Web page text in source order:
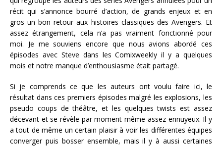
récit qui s’annonce bourré d’action, de grands enjeux et en
gros un bon retour aux histoires classiques des Avengers. Et
assez étrangement, cela n’a pas vraiment fonctionné pour
moi. Je me souviens encore que nous avions abordé ces
épisodes avec Steve dans les Comixweekly il y a quelques
mois et notre manque d’enthousiasme était partagé.
Si je comprends ce que les auteurs ont voulu faire ici, le
résultat dans ces premiers épisodes malgré les explosions, les
pseudo coups de théâtre, et les quelques twists est assez
décevant et se révèle par moment même assez ennuyeux. Il y
a tout de même un certain plaisir à voir les différentes équipes
converger puis bosser ensemble, mais il y à aussi certaines